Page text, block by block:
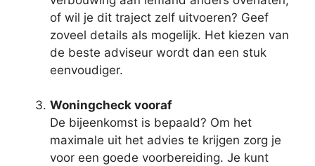
of wil je dit traject zelf uitvoeren? Geef
zoveel details als mogelijk. Het kiezen van
de beste adviseur wordt dan een stuk
eenvoudiger.
Woningcheck vooraf
De bijeenkomst is bepaald? Om het
maximale uit het advies te krijgen zorg je
voor een goede voorbereiding. Je kunt